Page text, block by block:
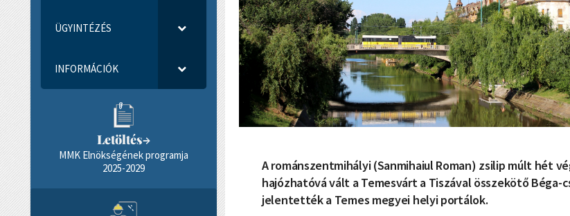
ÜGYINTÉZÉS
INFORMÁCIÓK
Letöltés→
MMK Elnökségének programja
2025-2029
A románszentmihályi (Sanmihaiul Roman) zsilip múlt hét
hajózhatóvá vált a Temesvárt a Tiszával összekötő Béga-
jelentették a Temes megyei helyi portálok.